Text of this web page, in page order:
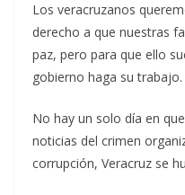
Los veracruzanos
derecho a que nuestras
paz, pero para que ello
gobierno haga su trabajo.
No hay un solo día en
noticias del crimen
corrupción, Veracruz se